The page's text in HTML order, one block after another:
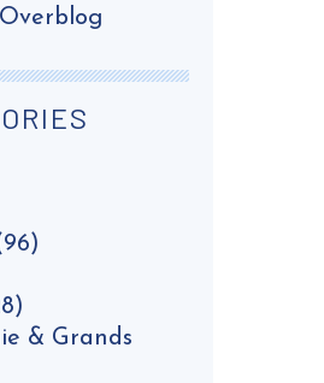
& Grands